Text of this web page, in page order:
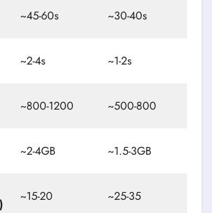
~45-60s ~30-40s
~2-4s ~1-2s
~800-1200 ~500-800
~2-4GB ~1.5-3GB
~15-20 ~25-35